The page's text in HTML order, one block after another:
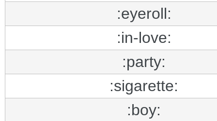
:eyeroll:
:in-love:
:party:
:sigarette:
:boy: